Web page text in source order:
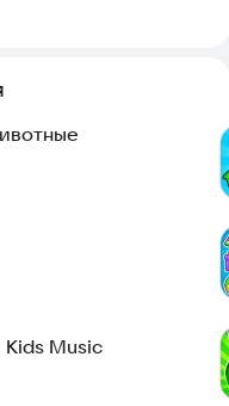
Kids Music